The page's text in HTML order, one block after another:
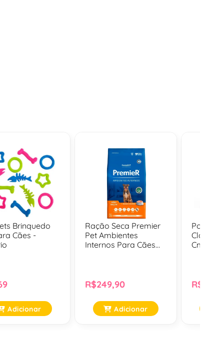
Brinquedo
Cães -
Adicionar
Ração Seca Premier
Pet Ambientes
Internos Para Cães
R$249,90
Adicionar
Cm